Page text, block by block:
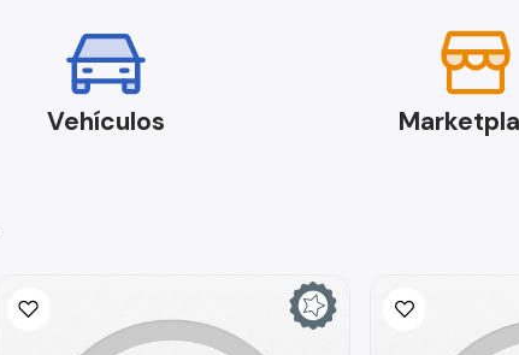
Vehículos